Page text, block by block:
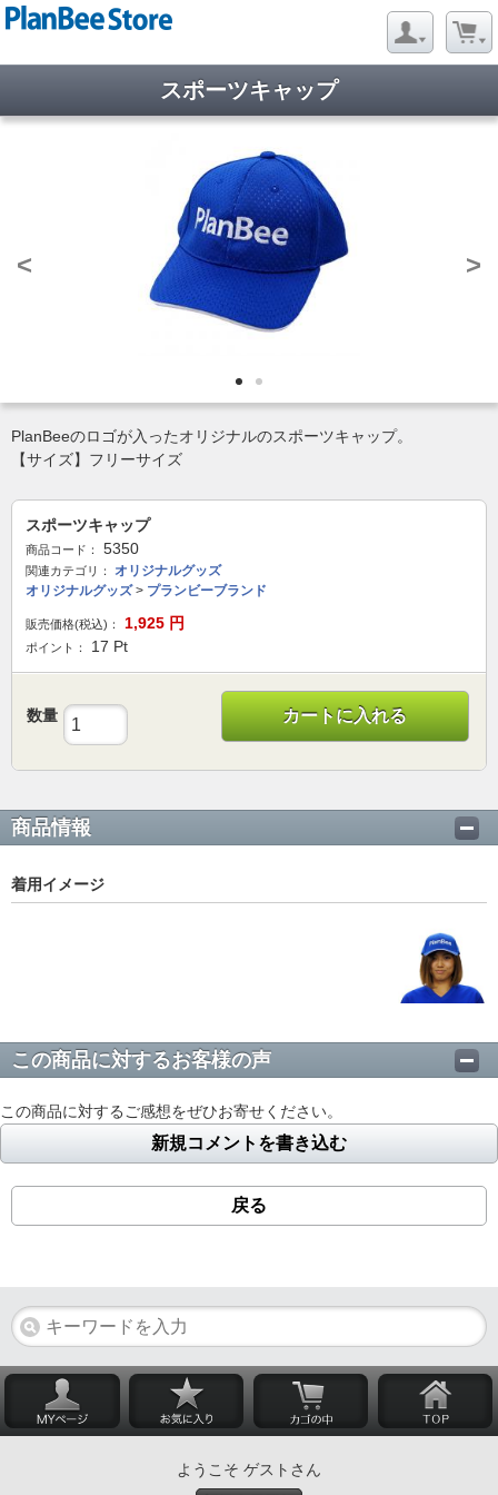
スポーツキャップ
< >
PlanBeeのロゴが入ったオリジナルのスポーツキャップ。
【サイズ】フリーサイズ
スポーツキャップ
商品コード： 5350
関連カテゴリ：
オリジナルグッズ
オリジナルグッズ> プランビーブランド
販売価格(税込)： 1,925 円
ポイント： 17 Pt
数量 カートに入れる
商品情報
着用イメージ
この商品に対するお客様の声
この商品に対するご感想をぜひお寄せください。
新規コメントを書き込む
戻る
ようこそ ゲストさん